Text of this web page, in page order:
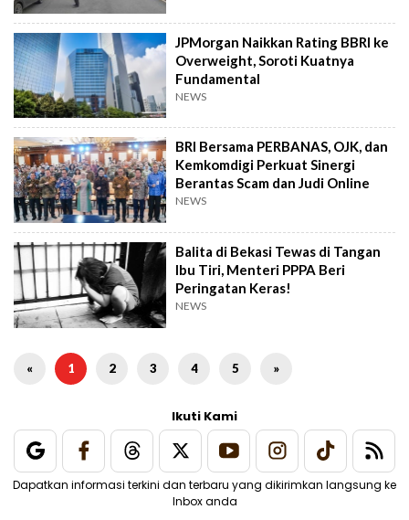
JPMorgan Naikkan Rating BBRI ke
Overweight, Soroti Kuatnya
Fundamental
NEWS
BRI Bersama PERBANAS, OJK, dan
Kemkomdigi Perkuat Sinergi
Berantas Scam dan Judi Online
NEWS
Balita di Bekasi Tewas di Tangan
Ibu Tiri, Menteri PPPA Beri
Peringatan Keras!
NEWS
« 1 2 3 4 5 »
Ikuti Kami
Dapatkan informasi terkini dan terbaru yang dikirimkan langsung ke
Inbox anda